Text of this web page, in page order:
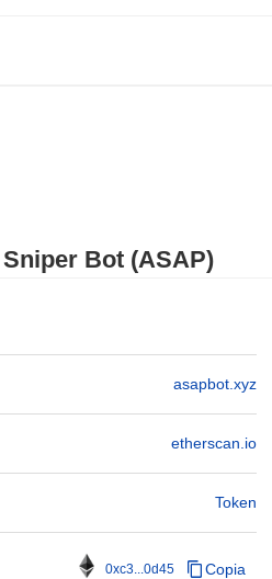
Bot (ASAP)
asapbot.xyz
etherscan.io
Token
0xc3...0d45 Copia